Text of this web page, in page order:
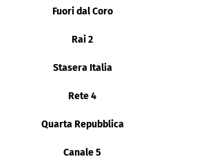
Fuori dal Coro
Rai 2
Stasera Italia
Rete 4
Quarta Repubblica
Canale 5